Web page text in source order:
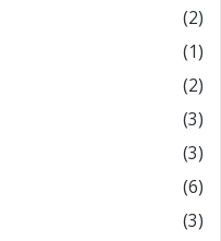
(2)
(1)
(2)
(3)
(3)
(6)
(3)